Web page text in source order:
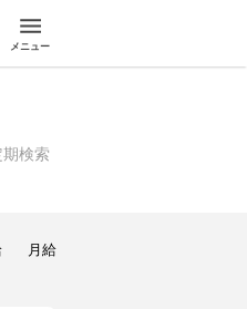
メニュー
検索
月給